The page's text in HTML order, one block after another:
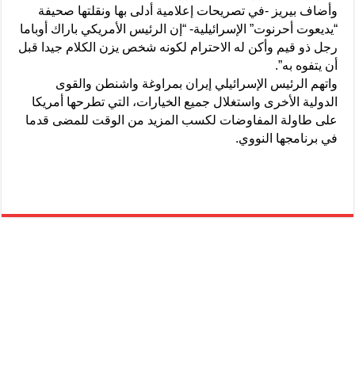
وأضاف بيريز -في تصريحات إعلامية أدلى بها ونقلتها صحيفة
“يديعوت أحرنوت” الإسرائيلية- “إن الرئيس الأمريكي باراك أوباما
رجل ذو قيم وأكن له الاحترام لكونه شخص يزن الكلام جيدا قبل
أن يتفوه به”.
واتهم الرئيس الإسرائيلي إيران بمراوغة واشنطن والقوى
الدولية الأخرى واستغلال جميع الخيارات، التي تطرحها أمريكا
على طاولة المفاوضات لكسب المزيد من الوقت للمضى قدما
في برنامجها النووي.